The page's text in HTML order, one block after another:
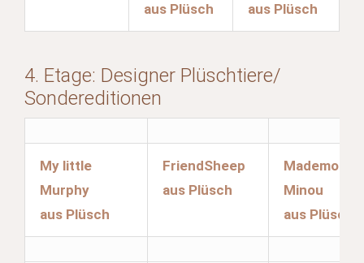
aus Plüsch
aus Plüsch
4. Etage: Designer Plüschtiere/
Sondereditionen
My little
Murphy
aus Plüsch
FriendSheep
aus Plüsch
Minou
aus Plüsch